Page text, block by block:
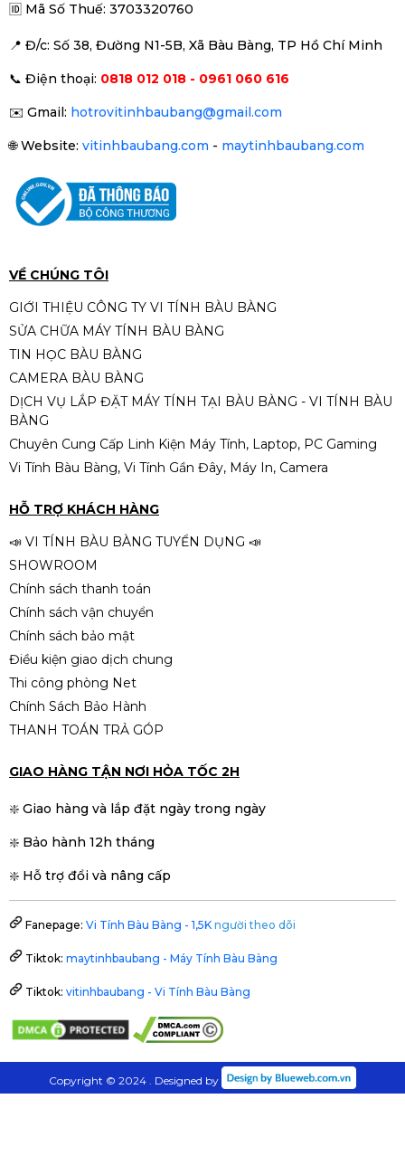
Cáp HDMI 15M – Dây Dẹt
-20%
Dây HDMI 15m V_H210 VEGGIEG
4K
-29%
dài 5M
🆔 Mã Số Thuế: 3703320760
📍 Đ/c: Số 38, Đường N1-5B, Xã Bàu Bàng, TP Hồ Chí Minh
📞 Điện thoại: 0818 012 018 - 0961 060 616
✉️ Gmail: hotrovitinhbaubang@gmail.com
🌐Website: vitinhbaubang.com - maytinhbaubang.com
VỀ CHÚNG TÔI
GIỚI THIỆU CÔNG TY VI TÍNH BÀU BÀNG
SỬA CHỮA MÁY TÍNH BÀU BÀNG
TIN HỌC BÀU BÀNG
CAMERA BÀU BÀNG
DỊCH VỤ LẮP ĐẶT MÁY TÍNH TẠI BÀU BÀNG - VI TÍNH BÀU
BÀNG
Chuyên Cung Cấp Linh Kiện Máy Tính, Laptop, PC Gaming
Vi Tính Bàu Bàng, Vi Tính Gần Đây, Máy In, Camera
HỖ TRỢ KHÁCH HÀNG
📣 VI TÍNH BÀU BÀNG TUYỂN DỤNG 📣
SHOWROOM
Chính sách thanh toán
Chính sách vận chuyển
Chính sách bảo mật
Điều kiện giao dịch chung
Thi công phòng Net
Chính Sách Bảo Hành
THANH TOÁN TRẢ GÓP
GIAO HÀNG TẬN NƠI HỎA TỐC 2H
❇️ Giao hàng và lắp đặt ngày trong ngày
❇️ Bảo hành 12h tháng
❇️ Hỗ trợ đổi và nâng cấp
Fanepage: Vi Tính Bàu Bàng - 1,5K người theo dõi
Tiktok: maytinhbaubang - Máy Tính Bàu Bàng
Tiktok: vitinhbaubang - Vi Tính Bàu Bàng
Copyright © 2024 . Designed by